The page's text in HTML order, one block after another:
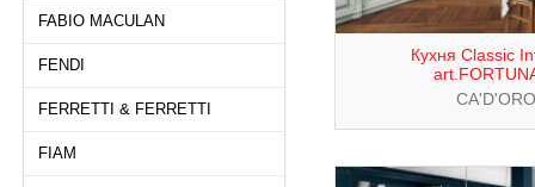
FABIO MACULAN
FENDI
FERRETTI & FERRETTI
FIAM
Кухня Classic
CA'D'ORO